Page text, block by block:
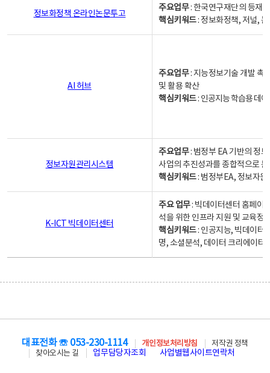
정보화정책 온라인논문투고
주요업무: 한국연구재단의 등재
핵심키워드: 정보화정책, 저널,
AI 허브
주요업무: 지능정보기술 개발 촉
및 활용 확산
핵심키워드: 인공지능 학습용 데
정보자원관리시스템
주요업무: 범정부 EA 기반의 정
사업의 추진성과를 종합적으로
핵심키워드: 범정부EA, 정보자
K-ICT 빅데이터센터
주요 업무: 빅데이터센터 홈페이
석을 위한 인프라 지원 및 교육정
핵심키워드: 인공지능, 빅데이터,
명, 소셜분석, 데이터 크리에이터
대표전화 ☏ 053-230-1114 개인정보처리방침
저작권 정책
찾아오시는 길
업무담당자조회 사업별웹사이트연락처